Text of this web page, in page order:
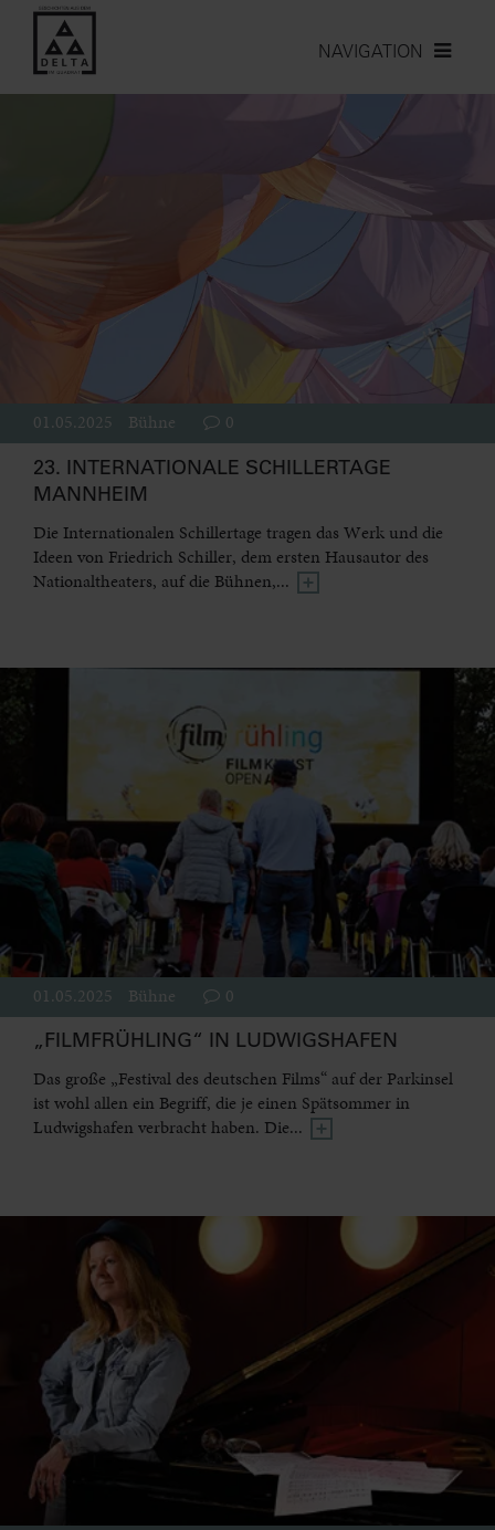
NAVIGATION
01.05.2025 Bühne 0
23. INTERNATIONALE SCHILLERTAGE
MANNHEIM
Die Internationalen Schillertage tragen das Werk und die
Ideen von Friedrich Schiller, dem ersten Hausautor des
Nationaltheaters, auf die Bühnen,...
01.05.2025 Bühne 0
„FILMFRÜHLING“ IN LUDWIGSHAFEN
Das große „Festival des deutschen Films“ auf der Parkinsel
ist wohl allen ein Begriff, die je einen Spätsommer in
Ludwigshafen verbracht haben. Die...